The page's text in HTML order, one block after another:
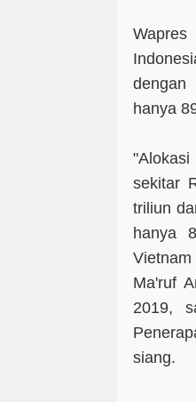
dengan
hanya
sekitar
triliun
hanya
Ma'ruf
2019,
siang.